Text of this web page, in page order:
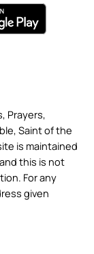
Prayers,
Saint of the
is maintained
this is not
For any
given